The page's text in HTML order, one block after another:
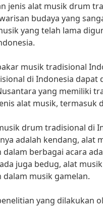
jenis alat musik drum
budaya yang
yang telah lama
musik tradisional
di Indonesia dapat
yang memiliki
alat musik, termasuk
drum tradisional di
adalah kendang, alat
dalam berbagai acara
juga bedug, alat
dalam musik gamelan.
yang dilakukan